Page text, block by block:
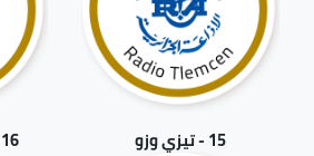
15 - تيزي وزو 16 - الجزائر العاصمة